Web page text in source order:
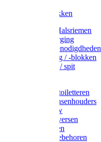
Varkensbakken
Halsters / Halsriemen
Hoefverzorging
Lammer benodigdheden
Ramdektuig / -blokken
Vastzetpen / spit
Poetsen & toiletteren
Zadel-/Trensenhouders
Halstertouw
Halsters diversen
Hoofdstellen
Zadel & toebehoren